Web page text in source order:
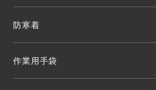
防寒着
作業用手袋